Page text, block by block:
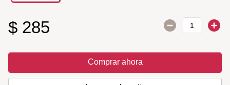
$ 285
Comprar ahora